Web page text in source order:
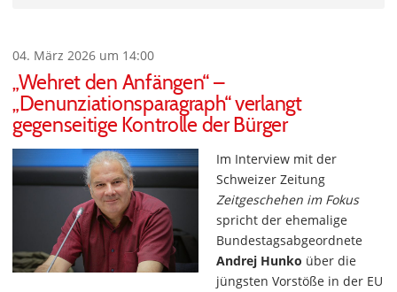
04. März 2026 um 14:00
„Wehret den Anfängen“ –
„Denunziationsparagraph“ verlangt
gegenseitige Kontrolle der Bürger
Im Interview mit der
Schweizer Zeitung
Zeitgeschehen im Fokus
spricht der ehemalige
Bundestagsabgeordnete
Andrej Hunko über die
jüngsten Vorstöße in der EU